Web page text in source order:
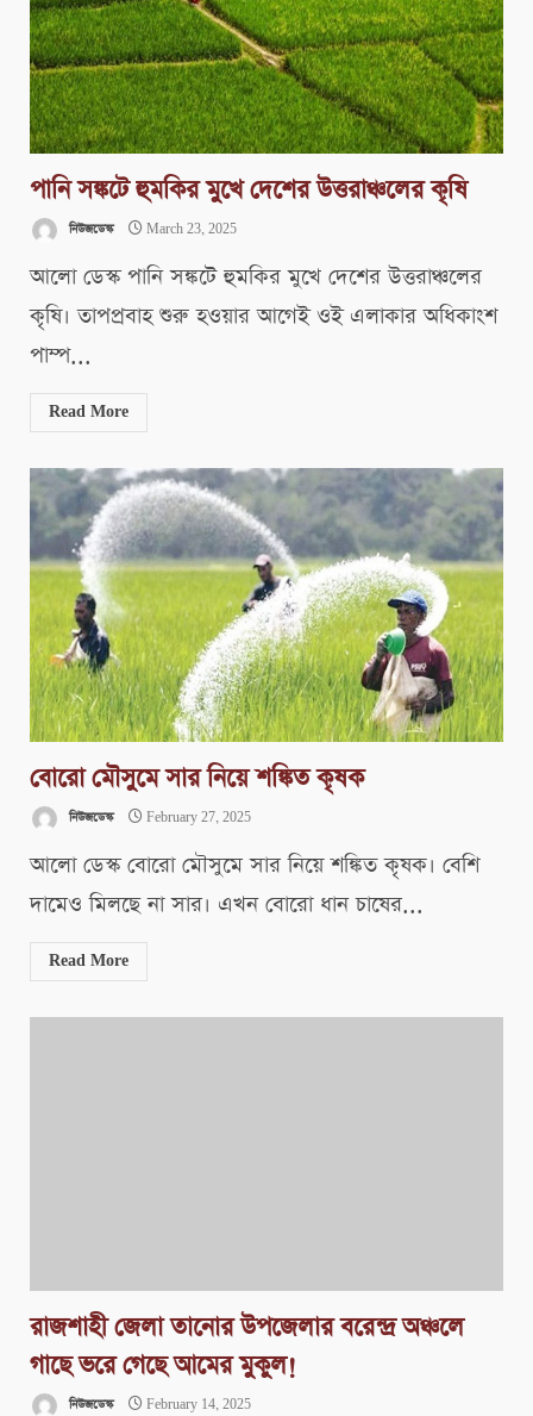
পানি সঙ্কটে হুমকির মুখে দেশের উত্তরাঞ্চলের কৃষি
নিউজডেস্ক March 23, 2025
আলো ডেস্ক পানি সঙ্কটে হুমকির মুখে দেশের উত্তরাঞ্চলের
কৃষি। তাপপ্রবাহ শুরু হওয়ার আগেই ওই এলাকার অধিকাংশ
পাম্প...
Read More
বোরো মৌসুমে সার নিয়ে শঙ্কিত কৃষক
নিউজডেস্ক February 27, 2025
আলো ডেস্ক বোরো মৌসুমে সার নিয়ে শঙ্কিত কৃষক। বেশি
দামেও মিলছে না সার। এখন বোরো ধান চাষের...
Read More
রাজশাহী জেলা তানোর উপজেলার বরেন্দ্র অঞ্চলে
গাছে ভরে গেছে আমের মুকুল!
নিউজডেস্ক February 14, 2025